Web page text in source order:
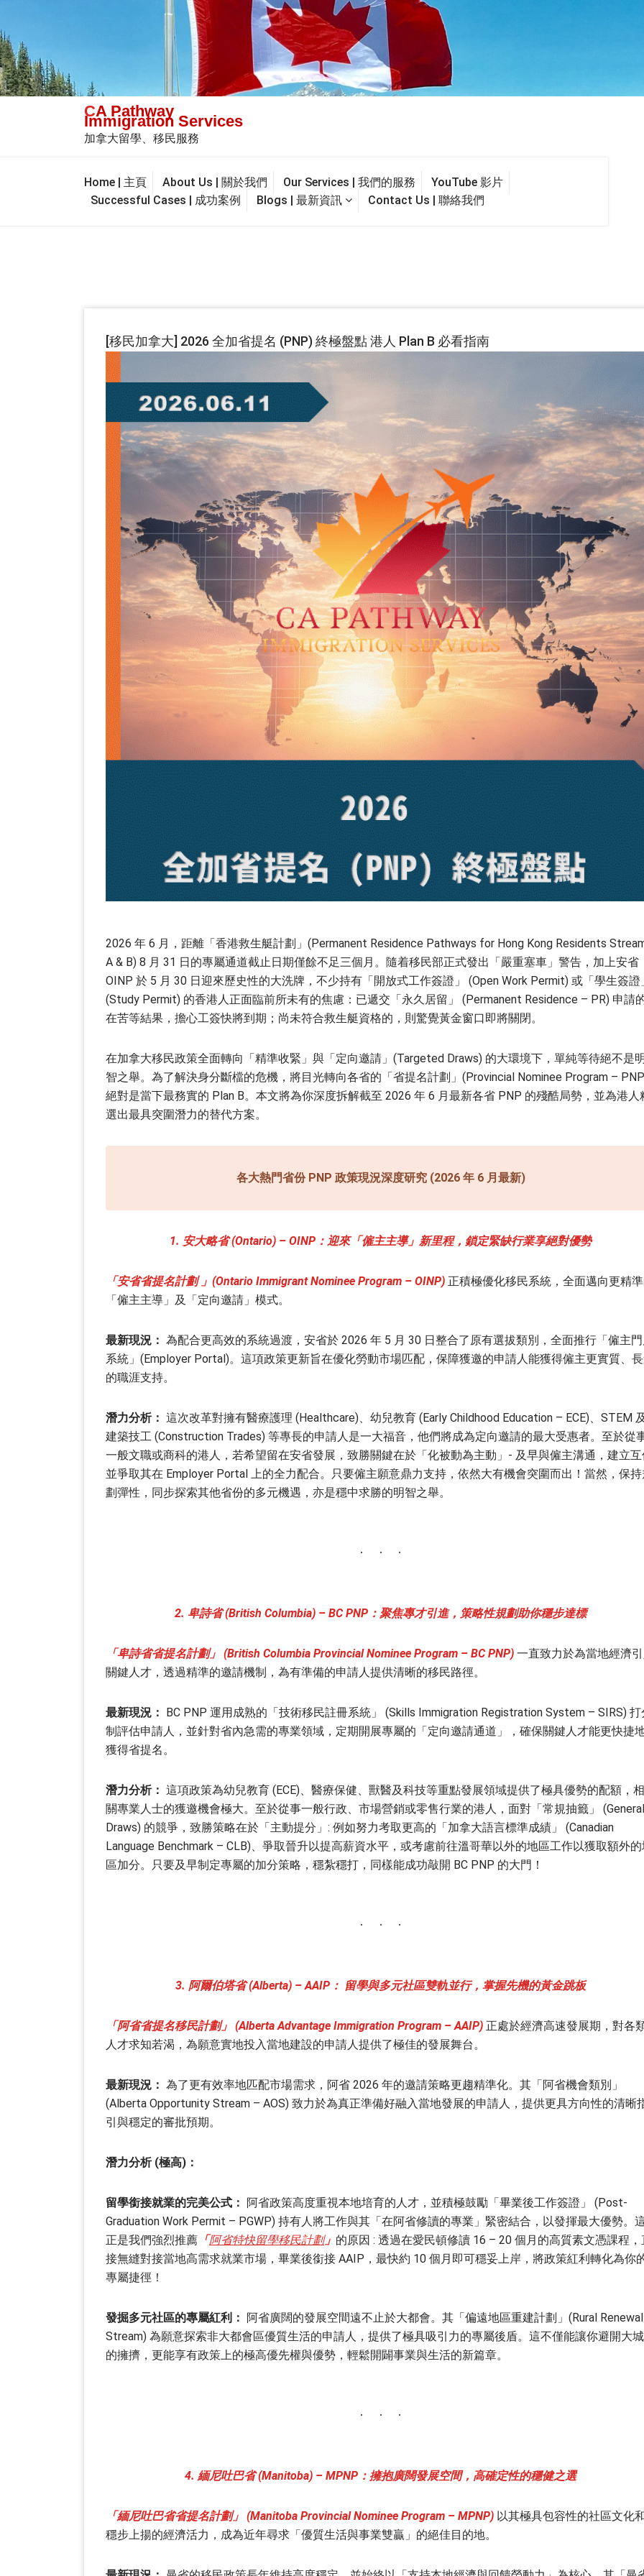
content
CA Pathway
Immigration Services
加拿大留學、移民服務
Home | 主頁 About Us | 關於我們 Our Services | 我們的服務
YouTube 影片
Successful Cases | 成功案例
Blogs | 最新資訊 Contact Us | 聯絡我們
[移民加拿大] 2026 全加省提名 (PNP) 終極盤點 港人 Plan B 必看指南
2026 年 6 月，距離「香港救生艇計劃」(Permanent Residence Pathways for Hong Kong Residents
A & B) 8 月 31 日的專屬通道截止日期僅餘不足三個月。隨着移民部正式發出「嚴重塞車」警告，加上安省
OINP 於 5 月 30 日迎來歷史性的大洗牌，不少持有「開放式工作簽證」 (Open Work Permit) 或「學生簽證
(Study Permit) 的香港人正面臨前所未有的焦慮：已遞交「永久居留」 (Permanent Residence – PR) 申請
在苦等結果，擔心工簽快將到期；尚未符合救生艇資格的，則驚覺黃金窗口即將關閉。
在加拿大移民政策全面轉向「精準收緊」與「定向邀請」(Targeted Draws) 的大環境下，單純等待絕不是
智之舉。為了解決身分斷檔的危機，將目光轉向各省的「省提名計劃」(Provincial Nominee Program –
絕對是當下最務實的 Plan B。本文將為你深度拆解截至 2026 年 6 月最新各省 PNP 的殘酷局勢，並為港人
選出最具突圍潛力的替代方案。
各大熱門省份 PNP 政策現況深度研究 (2026 年 6 月最新)
1. 安大略省 (Ontario) – OINP： 迎來「僱主主導」新里程，鎖定緊缺行業享絕對優勢
「安省省提名計劃 」(Ontario Immigrant Nominee Program – OINP) 正積極優化移民系統，全面邁向更精
「僱主主導」及「定向邀請」模式。
最新現況： 為配合更高效的系統過渡，安省於 2026 年 5 月 30 日整合了原有選拔類別，全面推行「僱主
系統」(Employer Portal)。這項政策更新旨在優化勞動市場匹配，保障獲邀的申請人能獲得僱主更實質、
的職涯支持。
潛力分析： 這次改革對擁有醫療護理 (Healthcare)、幼兒教育 (Early Childhood Education – ECE)、STEM 及
建築技工 (Construction Trades) 等專長的申請人是一大福音，他們將成為定向邀請的最大受惠者。至於從
一般文職或商科的港人，若希望留在安省發展，致勝關鍵在於「化被動為主動」- 及早與僱主溝通，建立
並爭取其在 Employer Portal 上的全力配合。只要僱主願意鼎力支持，依然大有機會突圍而出！當然，保持
劃彈性，同步探索其他省份的多元機遇，亦是穩中求勝的明智之舉。
2. 卑詩省 (British Columbia) – BC PNP：聚焦專才引進，策略性規劃助你穩步達標
「卑詩省省提名計劃」 (British Columbia Provincial Nominee Program – BC PNP) 一直致力於為當地經濟引
關鍵人才，透過精準的邀請機制，為有準備的申請人提供清晰的移民路徑。
最新現況： BC PNP 運用成熟的「技術移民註冊系統」 (Skills Immigration Registration System – SIRS) 打
制評估申請人，並針對省內急需的專業領域，定期開展專屬的「定向邀請通道」，確保關鍵人才能更快捷
獲得省提名。
潛力分析： 這項政策為幼兒教育 (ECE)、醫療保健、獸醫及科技等重點發展領域提供了極具優勢的配額，相
關專業人士的獲邀機會極大。至於從事一般行政、市場營銷或零售行業的港人，面對「常規抽籤」 (General
Draws) 的競爭，致勝策略在於「主動提分」: 例如努力考取更高的「加拿大語言標準成績」 (Canadian
Language Benchmark – CLB)、爭取晉升以提高薪資水平，或考慮前往溫哥華以外的地區工作以獲取額外
區加分。只要及早制定專屬的加分策略，穩紮穩打，同樣能成功敲開 BC PNP 的大門！
3. 阿爾伯塔省 (Alberta) – AAIP： 留學與多元社區雙軌並行，掌握先機的黃金跳板
「阿省省提名移民計劃」 (Alberta Advantage Immigration Program – AAIP) 正處於經濟高速發展期，對各
人才求知若渴，為願意實地投入當地建設的申請人提供了極佳的發展舞台。
最新現況： 為了更有效率地匹配市場需求，阿省 2026 年的邀請策略更趨精準化。其「阿省機會類別」
(Alberta Opportunity Stream – AOS) 致力於為真正準備好融入當地發展的申請人，提供更具方向性的清晰
引與穩定的審批預期。
潛力分析 (極高)：
留學銜接就業的完美公式： 阿省政策高度重視本地培育的人才，並積極鼓勵「畢業後工作簽證」 (Post-
Graduation Work Permit – PGWP) 持有人將工作與其「在阿省修讀的專業」緊密結合，以發揮最大優勢。
正是我們強烈推薦 「阿省特快留學移民計劃」 的原因 : 透過在愛民頓修讀 16 – 20 個月的高質素文憑課程，
接無縫對接當地高需求就業市場，畢業後銜接 AAIP，最快約 10 個月即可穩妥上岸，將政策紅利轉化為你
專屬捷徑！
發掘多元社區的專屬紅利： 阿省廣闊的發展空間遠不止於大都會。其「偏遠地區重建計劃」(Rural Renewal
Stream) 為願意探索非大都會區優質生活的申請人，提供了極具吸引力的專屬後盾。這不僅能讓你避開大
的擁擠，更能享有政策上的極高優先權與優勢，輕鬆開闢事業與生活的新篇章。
4. 緬尼吐巴省 (Manitoba) – MPNP： 擁抱廣闊發展空間，高確定性的穩健之選
「緬尼吐巴省省提名計劃」 (Manitoba Provincial Nominee Program – MPNP) 以其極具包容性的社區文化
穩步上揚的經濟活力，成為近年尋求「優質生活與事業雙贏」的絕佳目的地。